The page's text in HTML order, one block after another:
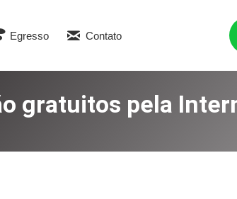
Egresso Contato
gratuitos pela